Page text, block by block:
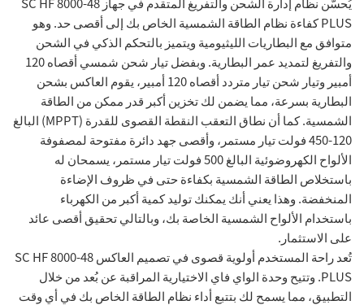
PLUS كفاءة نظام الطاقة الشمسية الخاص بك إلى أقصى حد. وهو
متوافق مع البطاريات الليثيومية ويتميز بالتحكم الذكي في الشحن
والتفريغ لتمديد عمر البطارية. وبفضل تيار شحن شمسي أقصاه 120
أمبير وتيار شحن تيار متردد أقصاه 120 أمبير، يقوم العاكس بشحن
البطارية بسرعة، مما يضمن لك تخزين أكبر قدر ممكن من الطاقة
الشمسية. كما أن نطاق التعقب النقطة القصوى للقدرة (MPPT) البالغ
120-450 فولت تيار مستمر، وأقصى جهد دائرة مفتوحة لمصفوفة
الألواح الكهروضوئية البالغ 500 فولت تيار مستمر، يسمحان له
باستخلاص الطاقة الشمسية بكفاءة حتى في ظروف الإضاءة
المنخفضة. وهذا يعني أنك يمكنك توليد كمية أكبر من الكهرباء
باستخدام الألواح الشمسية الخاصة بك، وبالتالي تحقيق أقصى عائد
على الاستثمار.
تُعد راحة المستخدم أولوية قصوى في تصميم العاكس SC HF 8000-48
PLUS. وتتيح وحدة الواي فاي الاختيارية المراقبة عن بُعد من خلال
التطبيق، مما يسمح لك بتتبع أداء نظام الطاقة الخاص بك في أي وقت